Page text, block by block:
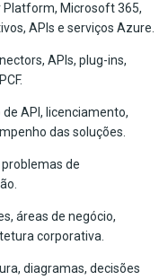
Platform, Microsoft 365,
APIs e serviços Azure.
APIs, plug-ins,
API, licenciamento,
das soluções.
de
áreas de negócio,
corporativa.
diagramas, decisões